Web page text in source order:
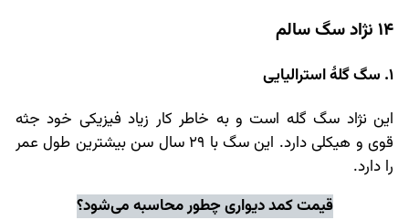
14 نژاد سگ سالم
1. سگ گلهٔ استرالیایی
این نژاد سگ گله است و به خاطر کار زیاد فیزیکی خود جثه
قوی و هیکلی دارد. این سگ با 29 سال سن بیشترین طول عمر
را دارد.
قیمت کمد دیواریچطور محاسبه می‌شود؟